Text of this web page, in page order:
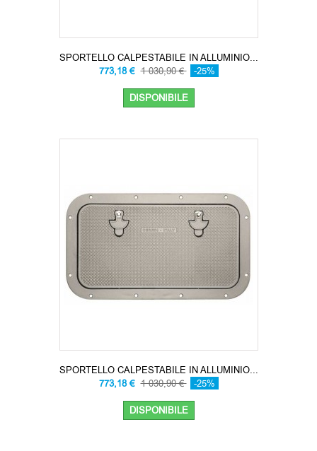
SPORTELLO CALPESTABILE IN ALLUMINIO...
773,18 € 1 030,90 € -25%
DISPONIBILE
SPORTELLO CALPESTABILE IN ALLUMINIO...
773,18 € 1 030,90 € -25%
DISPONIBILE